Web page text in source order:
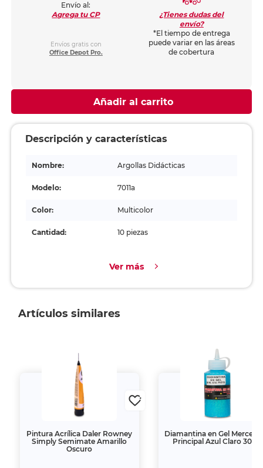
Envío al:
Agrega tu CP
Envíos gratis con
Office Depot Pro.
¿Tienes dudas del
envío?
*El tiempo de entrega
puede variar en las áreas
de cobertura
Añadir al carrito
Descripción y características
Nombre: Argollas Didácticas
Modelo: 7011a
Color: Multicolor
Cantidad: 10 piezas
Ver más
Artículos similares
Pintura Acrílica Daler Rowney
Simply Semimate Amarillo
Oscuro
Diamantina en Gel Mercería
Principal Azul Claro 30 ml